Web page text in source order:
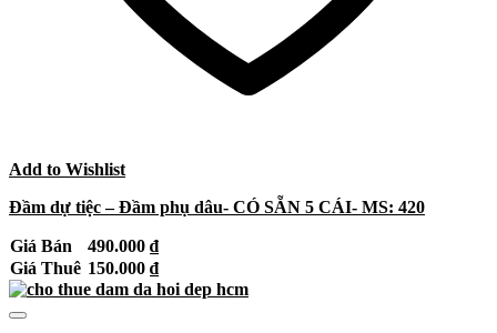
Add to Wishlist
Đầm dự tiệc – Đầm phụ dâu- CÓ SẴN 5 CÁI- MS: 420
Giá Bán 490.000 ₫
Giá Thuê 150.000 ₫